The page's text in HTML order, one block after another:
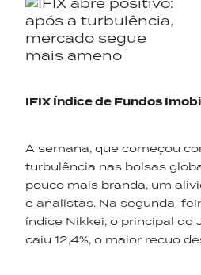
IFIX Índice de Fundos
A semana, que começou
turbulência nas bolsas
pouco mais branda, um
e analistas. Na segunda-
índice Nikkei, o principal do
caiu 12,4%, o maior recuo